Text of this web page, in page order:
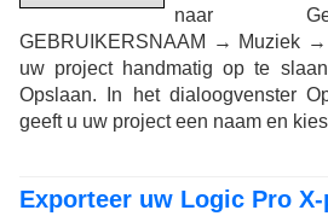
naar
GEBRUIKERSNAAM → Muziek →
uw project handmatig op te
Opslaan. In het dialoogvenster
geeft u uw project een naam en
Exporteer uw Logic Pro